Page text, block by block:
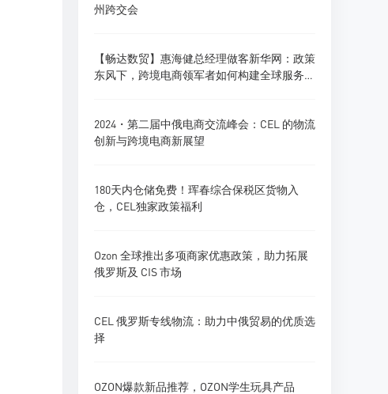
州跨交会
【畅达数贸】惠海健总经理做客新华网：政策
东风下，跨境电商领军者如何构建全球服务新
2024・第二届中俄电商交流峰会：CEL 的物流
创新与跨境电商新展望
180天内仓储免费！珲春综合保税区货物入
仓，CEL独家政策福利
Ozon 全球推出多项商家优惠政策，助力拓展
俄罗斯及 CIS 市场
CEL 俄罗斯专线物流：助力中俄贸易的优质选
择
OZON爆款新品推荐，OZON学生玩具产品